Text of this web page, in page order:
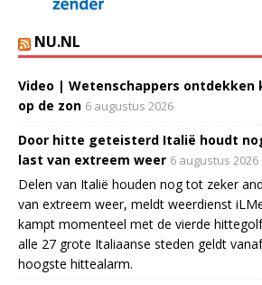
NU.NL
Video | Wetenschappers ontdekken
op de zon 6 augustus 2026
Door hitte geteisterd Italië houdt
last van extreem weer 6 augustus 2026
Delen van Italië houden nog tot zeker
van extreem weer, meldt weerdienst
kampt momenteel met de vierde
alle 27 grote Italiaanse steden geldt
hoogste hittealarm.